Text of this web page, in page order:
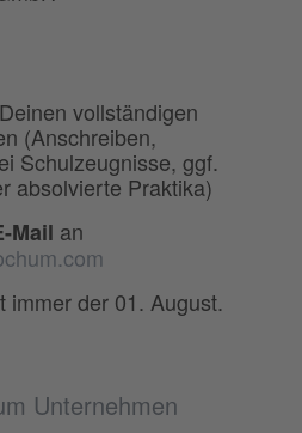
vollständigen
(Anschreiben,
Schulzeugnisse, ggf.
absolvierte Praktika)
Mail an
immer der 01. August.
Unternehmen